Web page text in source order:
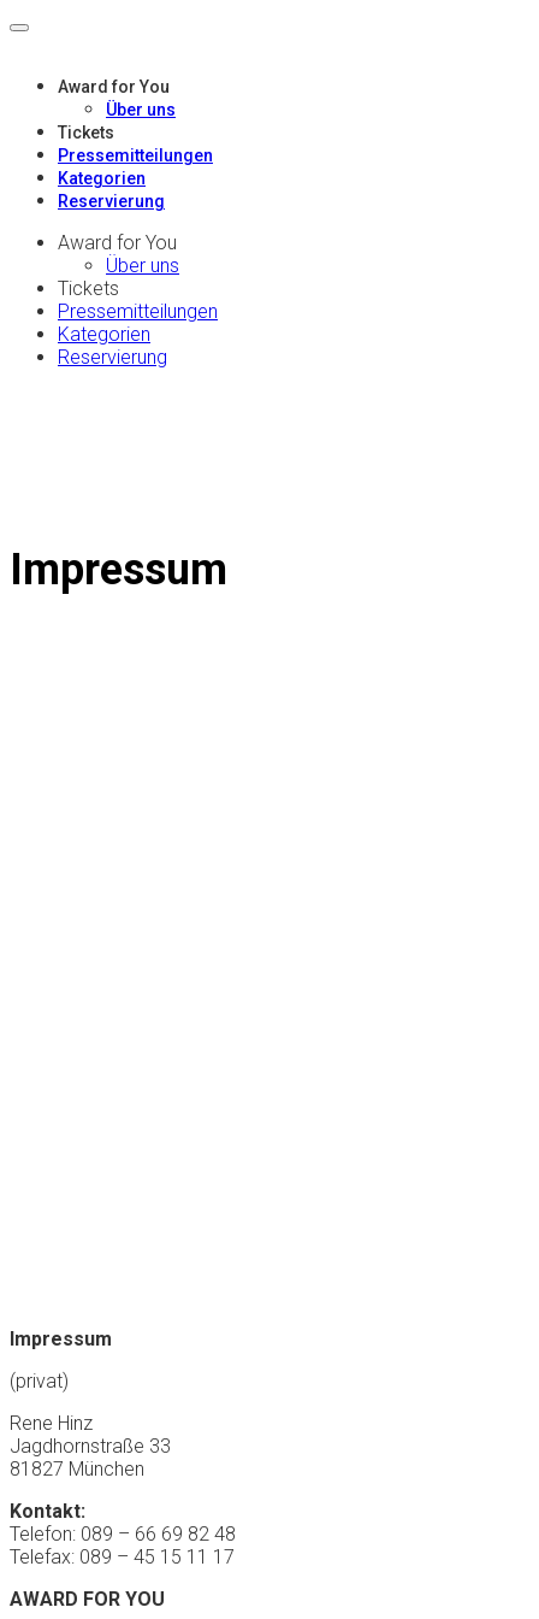
Award for You
Über uns
Tickets
Pressemitteilungen
Kategorien
Reservierung
Award for You
Über uns
Tickets
Pressemitteilungen
Kategorien
Reservierung
Impressum
Impressum
(privat)
Rene Hinz
Jagdhornstraße 33
81827 München
Kontakt:
Telefon: 089 – 66 69 82 48
Telefax: 089 – 45 15 11 17
AWARD FOR YOU